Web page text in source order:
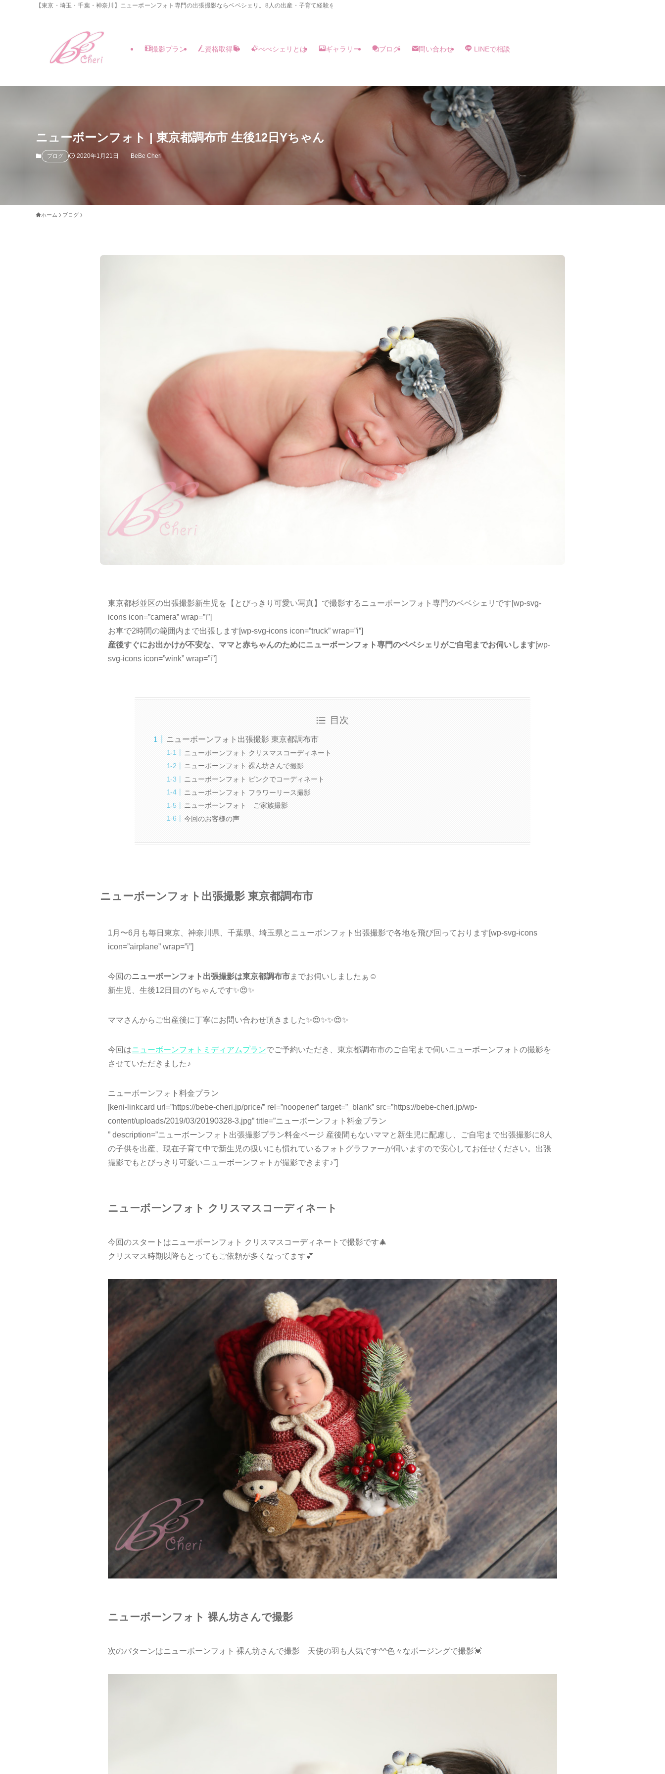
【東京・埼玉・千葉・神奈川】ニューボーンフォト専門の出張撮影ならベベシェリ。8人の出産・子育て経験を持つ夫婦カメラマンが2名体制でご自宅へ伺います！撮影実績2万人以上の確かな技術と安心感。新生児の貴重な一瞬を
撮影プラン 資格取得 べべシェリとは ギャラリー ブログ 問い合わせ LINEで相談
ニューボーンフォト | 東京都調布市 生後12日Yちゃん
ブログ 2020年1月21日 BeBe Cheri
ホーム ブログ
東京都杉並区の出張撮影新生児を【とびっきり可愛い写真】で撮影するニューボーンフォト専門のベベシェリです[wp-svg-
icons icon=”camera” wrap=”i”]
お車で2時間の範囲内まで出張します[wp-svg-icons icon=”truck” wrap=”i”]
産後すぐにお出かけが不安な、ママと赤ちゃんのためにニューボーンフォト専門のベベシェリがご自宅までお伺いします[wp-
svg-icons icon=”wink” wrap=”i”]
目次
ニューボーンフォト出張撮影 東京都調布市
ニューボーンフォト クリスマスコーディネート
ニューボーンフォト 裸ん坊さんで撮影
ニューボーンフォト ピンクでコーディネート
ニューボーンフォト フラワーリース撮影
ニューボーンフォト ご家族撮影
今回のお客様の声
ニューボーンフォト出張撮影 東京都調布市
1月〜6月も毎日東京、神奈川県、千葉県、埼玉県とニューボンフォト出張撮影で各地を飛び回っております[wp-svg-icons
icon=”airplane” wrap=”i”]
今回のニューボーンフォト出張撮影は東京都調布市までお伺いしましたぁ☺️
新生児、生後12日目のYちゃんです✨😍✨
ママさんからご出産後に丁寧にお問い合わせ頂きました✨😍✨✨😍✨
今回はニューボーンフォトミディアムプランでご予約いただき、東京都調布市のご自宅まで伺いニューボーンフォトの撮影を
させていただきました♪
ニューボーンフォト料金プラン
[keni-linkcard url=”https://bebe-cheri.jp/price/” rel=”noopener” target=”_blank” src=”https://bebe-cheri.jp/wp-
content/uploads/2019/03/20190328-3.jpg” title=”ニューボーンフォト料金プラン
” description=”ニューボーンフォト出張撮影プラン料金ページ 産後間もないママと新生児に配慮し、ご自宅まで出張撮影に8人
の子供を出産、現在子育て中で新生児の扱いにも慣れているフォトグラファーが伺いますので安心してお任せください。出張
撮影でもとびっきり可愛いニューボーンフォトが撮影できます♪”]
ニューボーンフォト クリスマスコーディネート
今回のスタートはニューボーンフォト クリスマスコーディネートで撮影です🎄
クリスマス時期以降もとってもご依頼が多くなってます💕
ニューボーンフォト 裸ん坊さんで撮影
次のパターンはニューボーンフォト 裸ん坊さんで撮影 天使の羽も人気です^^色々なポージングで撮影💓